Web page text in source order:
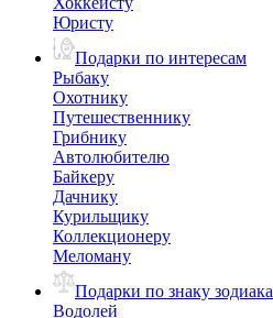
Юристу
Подарки по интересам
Рыбаку
Охотнику
Путешественнику
Грибнику
Автолюбителю
Байкеру
Дачнику
Курильщику
Коллекционеру
Меломану
Подарки по знаку зодиака
Водолей